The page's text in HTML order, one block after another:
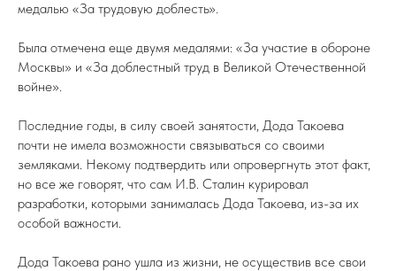
медалью «За трудовую доблесть».
Была отмечена еще двумя медалями: «За участие в обороне
Москвы» и «За доблестный труд в Великой Отечественной
войне».
Последние годы, в силу своей занятости, Дода Такоева
почти не имела возможности связываться со своими
земляками. Некому подтвердить или опровергнуть этот факт,
но все же говорят, что сам И.В. Сталин курировал
разработки, которыми занималась Дода Такоева, из-за их
особой важности.
Дода Такоева рано ушла из жизни, не осуществив все свои